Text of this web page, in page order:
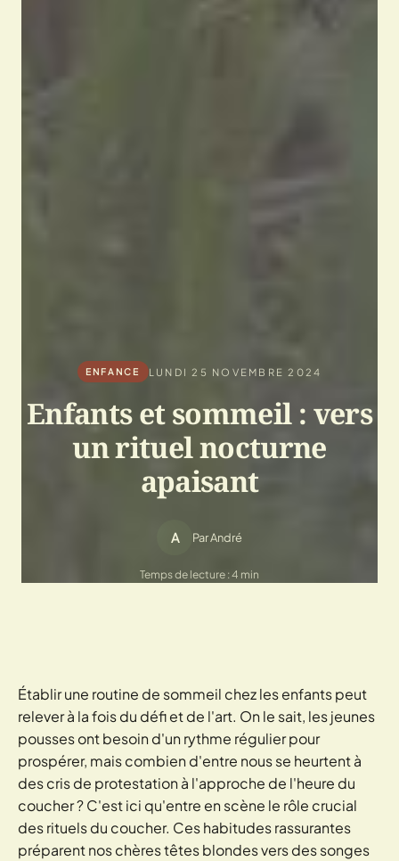
ENFANCE LUNDI 25 NOVEMBRE 2024
Enfants et sommeil : vers
un rituel nocturne
apaisant
A Par André
Temps de lecture : 4 min
Établir une routine de sommeil chez les enfants peut
relever à la fois du défi et de l'art. On le sait, les jeunes
pousses ont besoin d'un rythme régulier pour
prospérer, mais combien d'entre nous se heurtent à
des cris de protestation à l'approche de l'heure du
coucher ? C'est ici qu'entre en scène le rôle crucial
des rituels du coucher. Ces habitudes rassurantes
préparent nos chères têtes blondes vers des songes